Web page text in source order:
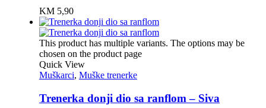
KM5,90
This product has multiple variants. The options may be
chosen on the product page
Quick View
Muškarci, Muške trenerke
Trenerka donji dio sa ranflom – Siva